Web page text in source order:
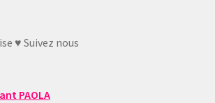
♥ Suivez nous
PAOLA